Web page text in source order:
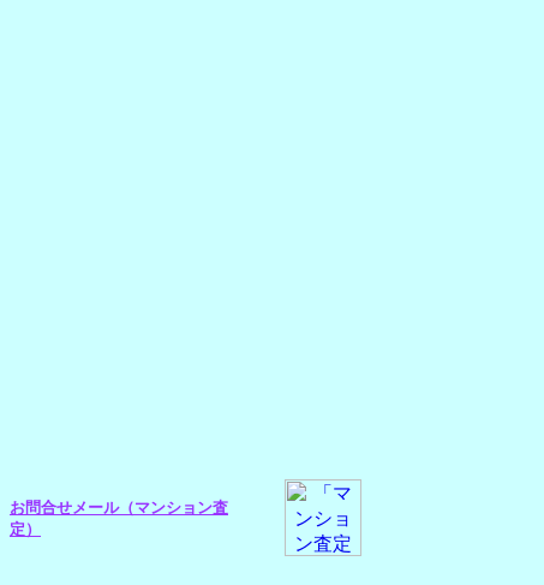
お問合せメール（マンション査
定）